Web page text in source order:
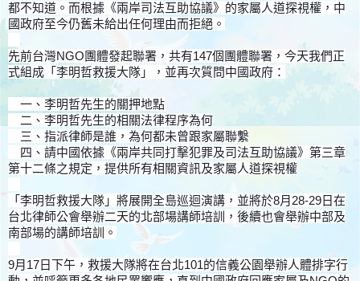
都不知道。而根據《兩岸司法互助協議》的家屬人道探視權，中
國政府至今仍舊未給出任何理由而拒絕。
先前台灣NGO團體發起聯署，共有147個團體聯署，今天我們正
式組成「李明哲救援大隊」，並再次質問中國政府：
一、李明哲先生的關押地點
二、李明哲先生的相關法律程序為何
三、指派律師是誰，為何都未曾跟家屬聯繫
四、請中國依據《兩岸共同打擊犯罪及司法互助協議》第三章
第十二條之規定，提供所有相關資訊及家屬人道探視權
「李明哲救援大隊」將展開全島巡迴演講，並將於8月28-29日在
台北律師公會舉辦二天的北部場講師培訓，後續也會舉辦中部及
南部場的講師培訓。
9月17日下午，救援大隊將在台北101的信義公園舉辦人體排字行